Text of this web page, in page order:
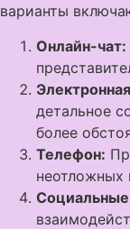
варианты
Онлайн-чат:
детальное
более
Телефон:
неотложных
Социальные